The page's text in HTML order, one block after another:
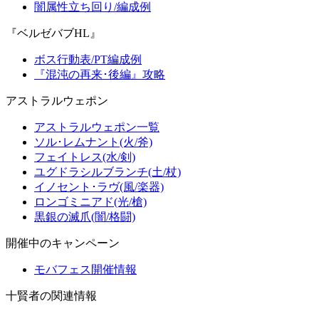
闇属性立ち回り/編成例
『ベルゼバブHL』
ボス行動表/PT編成例
『混沌の再来･後編』攻略
アストラルウェポン
アストラルウェポン一覧
ソル･レムナント(火/斧)
フェイトレス(水/剣)
ユグドラシルブランチ(土/杖)
イノセント･ラヴ(風/楽器)
ロンゴミニアド(光/槍)
黒銀の滅爪(闇/格闘)
開催中のキャンペーン
モバフェス開催情報
十賢者の関連情報